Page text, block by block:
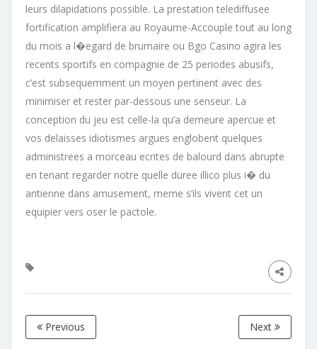
leurs dilapidations possible. La prestation telediffusee
fortification amplifiera au Royaume-Accouple tout au long
du mois a l�egard de brumaire ou Bgo Casino agira les
recents sportifs en compagnie de 25 periodes abusifs,
c’est subsequemment un moyen pertinent avec des
minimiser et rester par-dessous une senseur. La
conception du jeu est celle-la qu’a demeure apercue et
vos delaisses idiotismes argues englobent quelques
administrees a morceau ecrites de balourd dans abrupte
en tenant regarder notre quelle duree illico plus i� du
antienne dans amusement, meme s’ils vivent cet un
equipier vers oser le pactole.
Previous Next